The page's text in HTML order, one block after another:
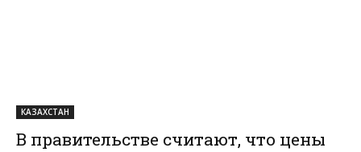
КАЗАХСТАН
В правительстве считают, что цены